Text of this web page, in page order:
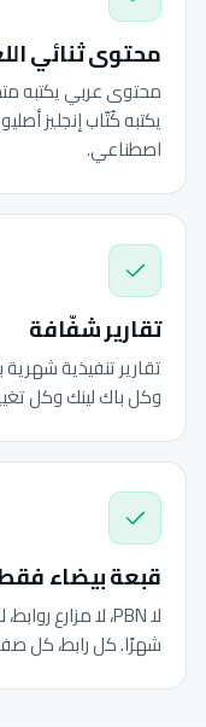
محتوى ثنائي
محتوى عربي يكتبه
يكتبه كُتّاب إنجليز
اصطناعي.
تقارير شفّافة
تقارير تنفيذية
وكل باك لينك وكل
قبعة بيضاء
شهرًا. كل رابط، كل